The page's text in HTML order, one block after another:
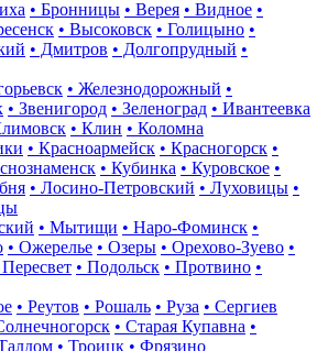
• Бронницы • Верея • Видное •
• Высоковск • Голицыно •
• Дмитров • Долгопрудный •
• Железнодорожный •
• Звенигород • Зеленоград • Ивантеевка
• Клин • Коломна
• Красноармейск • Красногорск •
• Кубинка • Куровское •
• Лосино-Петровский • Луховицы •
• Мытищи • Наро-Фоминск •
• Ожерелье • Озеры • Орехово-Зуево •
Пересвет • Подольск • Протвино •
• Реутов • Рошаль • Руза • Сергиев
• Старая Купавна •
• Троицк • Фрязино